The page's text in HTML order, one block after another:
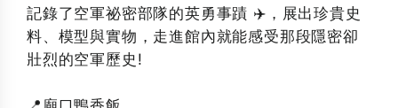
記錄了空軍祕密部隊的英勇事蹟 ✈️，展出珍貴史
料、模型與實物，走進館內就能感受那段隱密卻
壯烈的空軍歷史!